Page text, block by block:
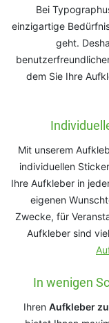
Bei
einzigartige
geht.
dem Sie Ihre
Mit unserem
individuellen
Ihre Aufkleber in
eigenen
Zwecke, für
Aufkleber sind
In wenigen
Ihren Aufkleber